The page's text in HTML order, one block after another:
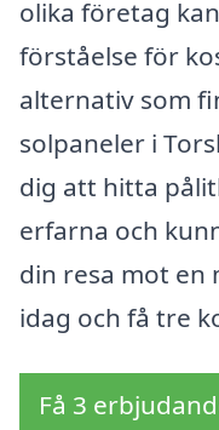
olika företag
förståelse för
alternativ som
solpaneler i
dig att hitta
erfarna och
din resa mot en
idag och få tre
Få 3